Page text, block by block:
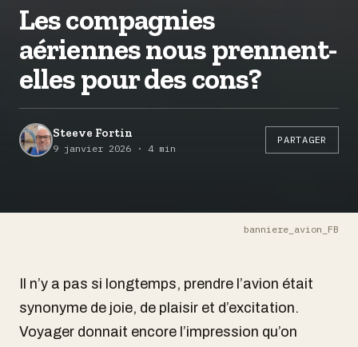
Les compagnies
aériennes nous prennent-
elles pour des cons?
Steeve Fortin
9 janvier 2026 · 4 min
PARTAGER
banniere_avion_FB
Il n’y a pas si longtemps, prendre l’avion était
synonyme de joie, de plaisir et d’excitation.
Voyager donnait encore l’impression qu’on